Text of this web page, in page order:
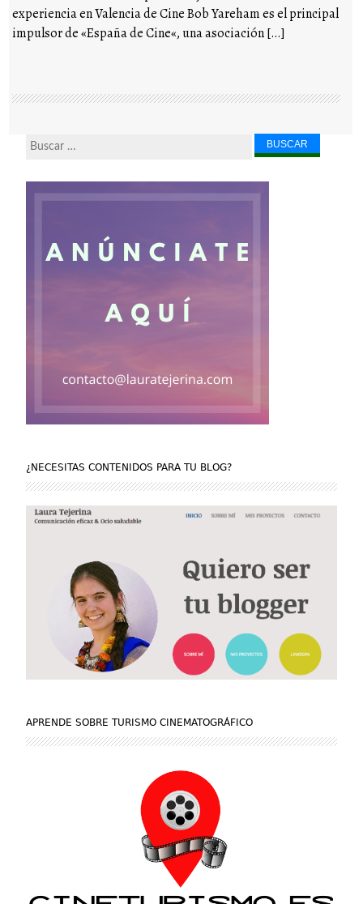
experiencia en Valencia de Cine Bob Yareham es el principal
impulsor de «España de Cine«, una asociación […]
Buscar...
¿NECESITAS CONTENIDOS PARA TU BLOG?
APRENDE SOBRE TURISMO CINEMATOGRÁFICO